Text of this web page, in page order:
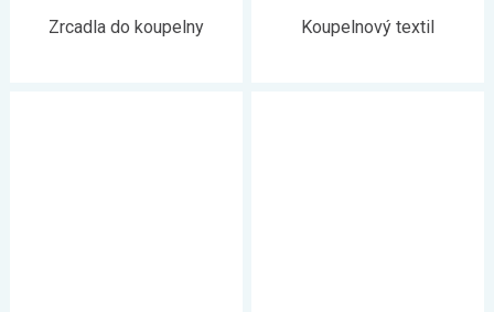
Zrcadla do koupelny Koupelnový textil